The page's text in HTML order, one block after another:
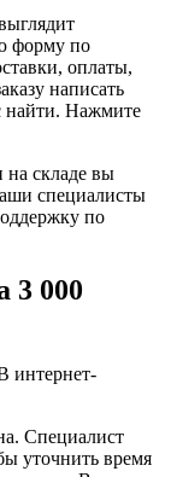
форму по
оплаты,
написать
найти. Нажмите
на складе вы
специалисты
по
3 000
интернет-
Специалист
уточнить время